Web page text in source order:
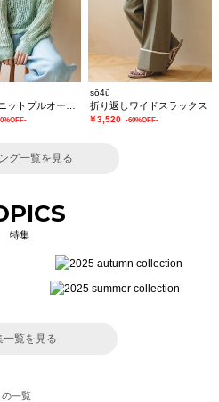
sō4ū
折り返しワイドスラックス
￥3,520 -60%OFF-
グ一覧を見る
特集
一覧を見る
一覧